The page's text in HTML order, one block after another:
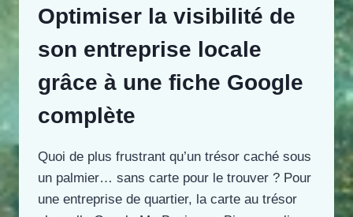
Optimiser la visibilité de
son entreprise locale
grâce à une fiche Google
complète
Quoi de plus frustrant qu’un trésor caché sous
un palmier… sans carte pour le trouver ? Pour
une entreprise de quartier, la carte au trésor